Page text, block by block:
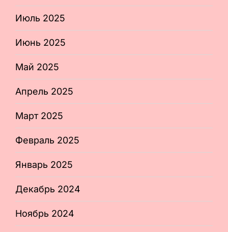
Июль 2025
Июнь 2025
Май 2025
Апрель 2025
Март 2025
Февраль 2025
Январь 2025
Декабрь 2024
Ноябрь 2024